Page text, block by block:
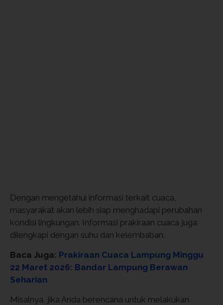
Dengan mengetahui informasi terkait cuaca,
masyarakat akan lebih siap menghadapi perubahan
kondisi lingkungan. Informasi prakiraan cuaca juga
dilengkapi dengan suhu dan kelembaban.
Baca Juga: Prakiraan Cuaca Lampung Minggu
22 Maret 2026: Bandar Lampung Berawan
Seharian
Misalnya, jika Anda berencana untuk melakukan